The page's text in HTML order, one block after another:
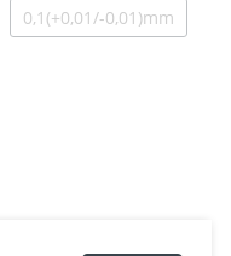
nicht verfügbar.)
ist zurzeit nicht verfügbar.)
0,1(+0,01/-0,01)mm
(Diese Option ist